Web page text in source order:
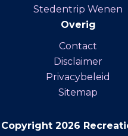
Stedentrip Wenen
Overig
Contact
Disclaimer
Privacybeleid
Sitemap
2026